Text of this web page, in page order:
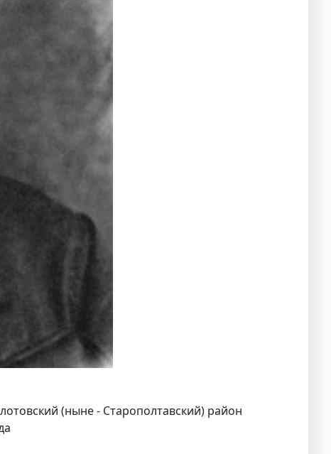
(ныне - Старополтавский) район